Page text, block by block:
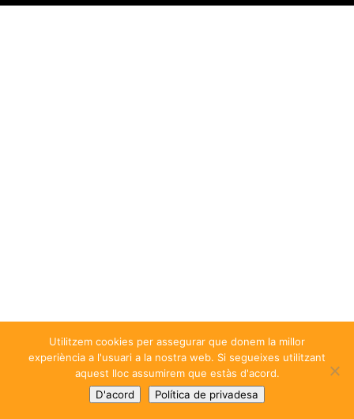
Utilitzem cookies per assegurar que donem la millor
experiència a l'usuari a la nostra web. Si segueixes utilitzant
aquest lloc assumirem que estàs d'acord.
D'acord
Política de privadesa